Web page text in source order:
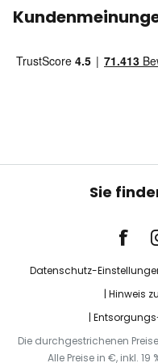
Sie
Datenschutz-
Hinweis
Die durchgestrichenen
Alle Preise in €, inkl.